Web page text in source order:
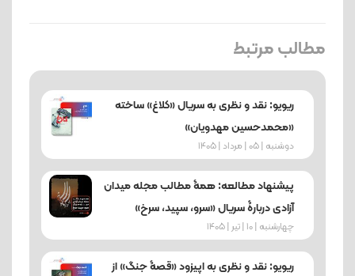
مطالب مرتبط
ریویو: نقد و نظری به سریال «کلاغ» ساخته
«محمدحسین مهدویان»
دوشنبه | 05 | مرداد | 1405
پیشنهاد مطالعه: همۀ مطالب مجله میدان
آزادی دربارۀ سریال «سرو، سپید، سرخ»
چهارشنبه | 10 | تیر | 1405
ریویو: نقد و نظری به اپیزود «قصۀ جنگ» از